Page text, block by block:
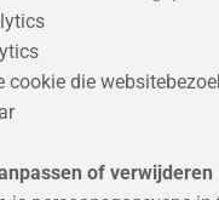
cookie die
of verwijderen